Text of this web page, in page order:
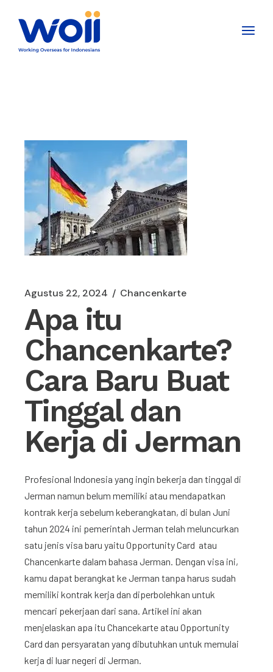
Agustus 22, 2024 Chancenkarte
Apa itu
Chancenkarte?
Cara Baru Buat
Tinggal dan
Kerja di Jerman
Profesional Indonesia yang ingin bekerja dan tinggal di
Jerman namun belum memiliki atau mendapatkan
kontrak kerja sebelum keberangkatan, di bulan Juni
tahun 2024 ini pemerintah Jerman telah meluncurkan
satu jenis visa baru yaitu Opportunity Card atau
Chancenkarte dalam bahasa Jerman. Dengan visa ini,
kamu dapat berangkat ke Jerman tanpa harus sudah
memiliki kontrak kerja dan diperbolehkan untuk
mencari pekerjaan dari sana. Artikel ini akan
menjelaskan apa itu Chancekarte atau Opportunity
Card dan persyaratan yang dibutuhkan untuk memulai
kerja di luar negeri di Jerman.